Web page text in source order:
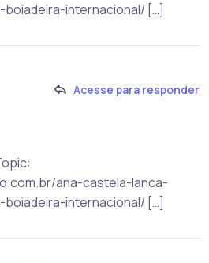
internacional/ […]
Acesse para responder
ana-castela-lanca-
internacional/ […]